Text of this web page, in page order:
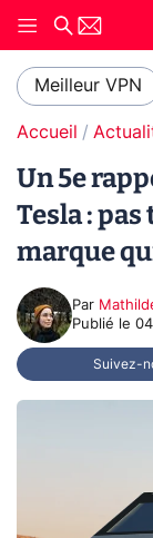
Meilleur VPN
Accueil
Un 5e
Tesla :
marque
Par
Publié le
Suivez-